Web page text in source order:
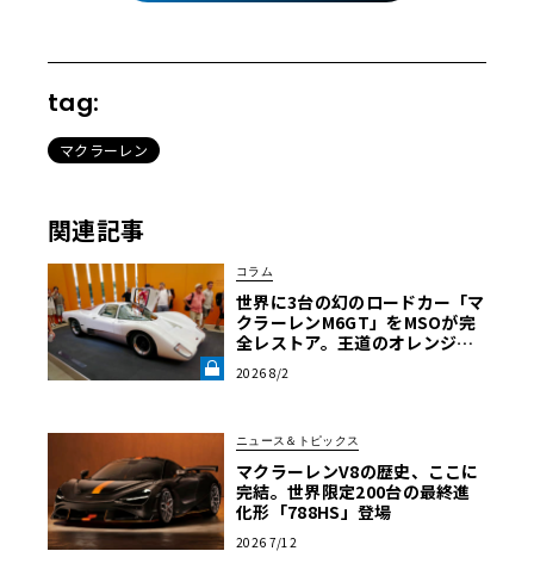
tag:
マクラーレン
関連記事
コラム
世界に3台の幻のロードカー「マ
クラーレンM6GT」をMSOが完
全レストア。王道のオレンジで
【グッドウッドFoS 2026】《LE
2026 8/2
ニュース＆トピックス
マクラーレンV8の歴史、ここに
完結。世界限定200台の最終進
化形「788HS」登場
2026 7/12